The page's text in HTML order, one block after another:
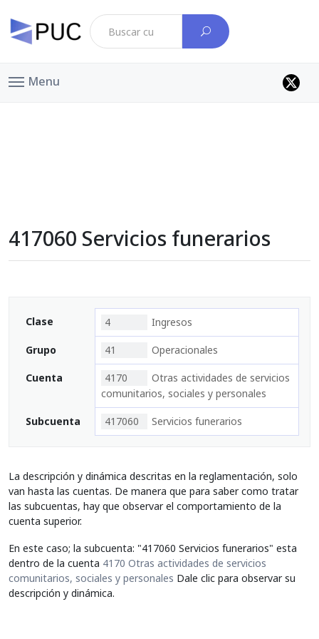
Menu
417060 Servicios funerarios
Clase 4 Ingresos
Grupo 41 Operacionales
Cuenta 4170
Otras actividades de servicios
comunitarios, sociales y personales
Subcuenta 417060 Servicios funerarios
La descripción y dinámica descritas en la reglamentación, solo
van hasta las cuentas. De manera que para saber como tratar
las subcuentas, hay que observar el comportamiento de la
cuenta superior.
En este caso; la subcuenta: "417060 Servicios funerarios" esta
dentro de la cuenta 4170 Otras actividades de servicios
comunitarios, sociales y personales Dale clic para observar su
descripción y dinámica.